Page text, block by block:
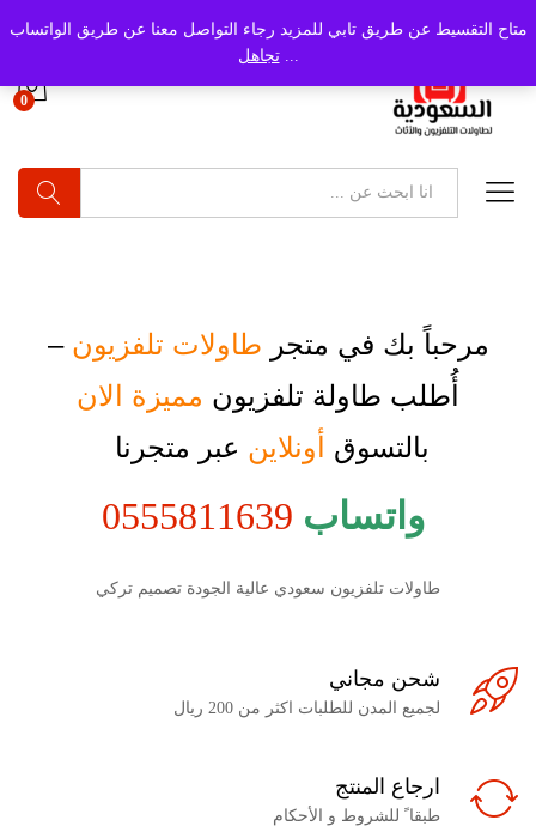
متاح التقسيط عن طريق تابي للمزيد رجاء التواصل معنا عن طريق الواتساب
...تجاهل
0
مرحباً بك في متجر طاولات تلفزيون –
أُطلب طاولة تلفزيون مميزة الان
بالتسوق أونلاين عبر متجرنا
واتساب
طاولات تلفزيون سعودي عالية الجودة تصميم تركي
شحن مجاني
لجميع المدن للطلبات اكثر من 200 ريال
ارجاع المنتج
طبقا ً للشروط و الأحكام